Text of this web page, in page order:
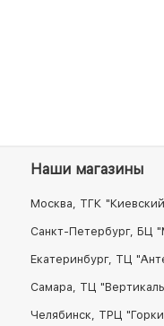
Наши магазины
Москва, ТГК
Санкт-Петербург, БЦ
Екатеринбург, ТЦ
Самара, ТЦ
Челябинск, ТРЦ